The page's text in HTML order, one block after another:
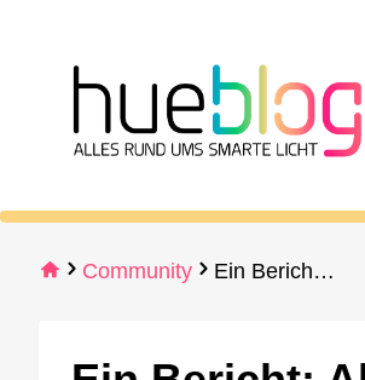
Community Ein Bericht: Alexa mit Bridge Pro